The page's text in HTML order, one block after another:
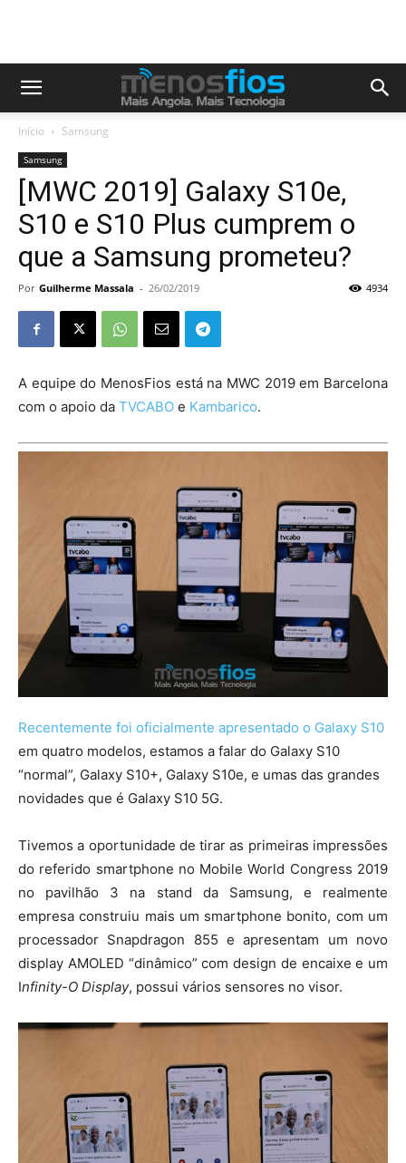
Início Samsung
Samsung
[MWC 2019] Galaxy S10e,
S10 e S10 Plus cumprem o
que a Samsung prometeu?
Por Guilherme Massala - 26/02/2019 4934
A equipe do MenosFios está na MWC 2019 em Barcelona
com o apoio da TVCABO e Kambarico.
Recentemente foi oficialmente apresentado o Galaxy S10
em quatro modelos, estamos a falar do Galaxy S10
“normal”, Galaxy S10+, Galaxy S10e, e umas das grandes
novidades que é Galaxy S10 5G.
Tivemos a oportunidade de tirar as primeiras impressões
do referido smartphone no Mobile World Congress 2019
no pavilhão 3 na stand da Samsung, e realmente
empresa construiu mais um smartphone bonito, com um
processador Snapdragon 855 e apresentam um novo
display AMOLED “dinâmico” com design de encaixe e um
Infinity-O Display, possui vários sensores no visor.